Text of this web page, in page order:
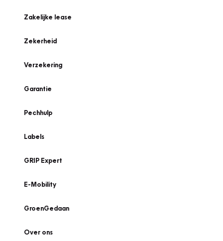
Zakelijke lease
Zekerheid
Verzekering
Garantie
Pechhulp
Labels
GRIP Expert
E-Mobility
GroenGedaan
Over ons